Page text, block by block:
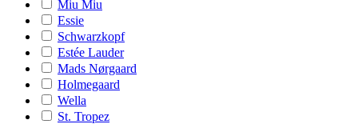
Miu Miu
Essie
Schwarzkopf
Estée Lauder
Mads Nørgaard
Holmegaard
Wella
St. Tropez